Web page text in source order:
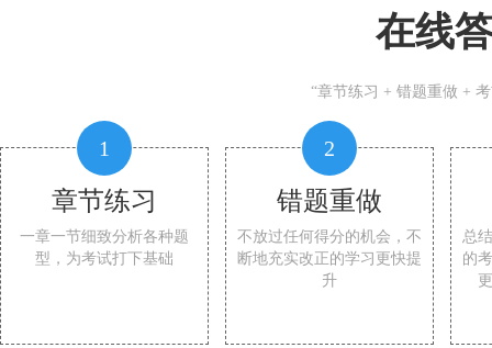
在线
“章节练习 + 错题重做 +
1
章节练习
一章一节细致分析各种题
型，为考试打下基础
2
错题重做
不放过任何得分的机会，不
断地充实改正的学习更快提
升
总
的